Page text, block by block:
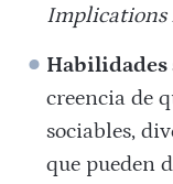
Implications
Habilidades
creencia de
sociables,
que pueden